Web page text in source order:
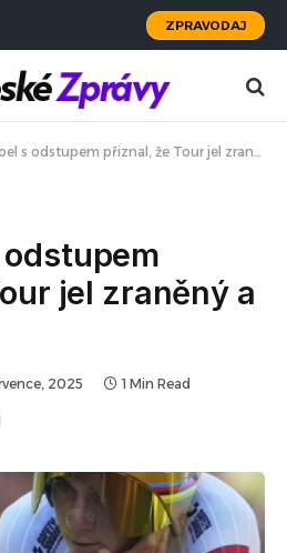
ZPRAVODAJ
s odstupem přiznal, že Tour jel zraněný a unavený
jel zraněný a
2025 1 Min Read